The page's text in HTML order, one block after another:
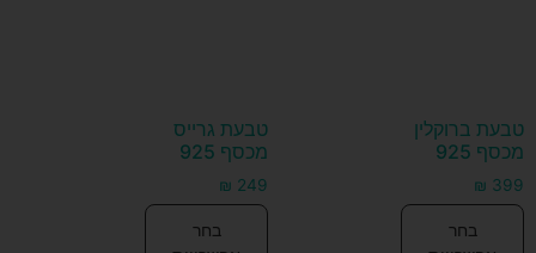
טבעת ברוקלין
מכסף 925
₪ 399
בחר
טבעת גרייס
מכסף 925
₪ 249
בחר